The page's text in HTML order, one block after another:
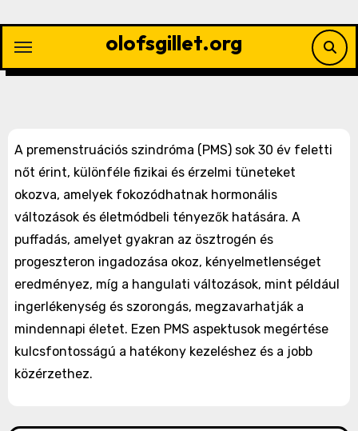
content
olofsgillet.org
A premenstruációs szindróma (PMS) sok 30 év feletti
nőt érint, különféle fizikai és érzelmi tüneteket
okozva, amelyek fokozódhatnak hormonális
változások és életmódbeli tényezők hatására. A
puffadás, amelyet gyakran az ösztrogén és
progeszteron ingadozása okoz, kényelmetlenséget
eredményez, míg a hangulati változások, mint például
ingerlékenység és szorongás, megzavarhatják a
mindennapi életet. Ezen PMS aspektusok megértése
kulcsfontosságú a hatékony kezeléshez és a jobb
közérzethez.